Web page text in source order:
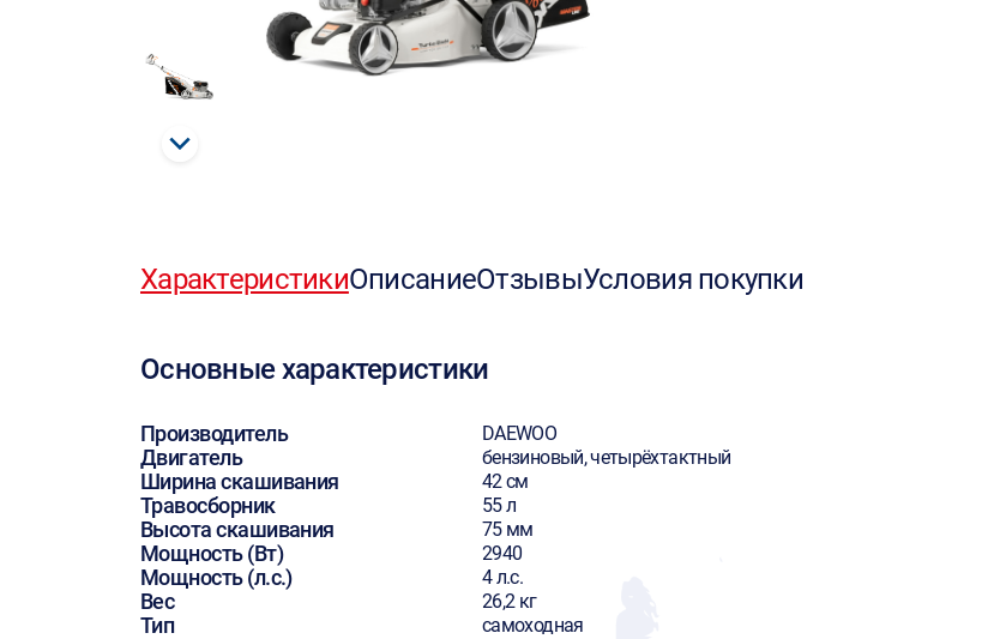
ХарактеристикиОписаниеОтзывыУсловия покупки
Основные характеристики
Производитель DAEWOO
Двигатель бензиновый, четырёхтактный
Ширина скашивания 42 см
Травосборник 55 л
Высота скашивания 75 мм
Мощность (Вт) 2940
Мощность (л.с.) 4 л.с.
Вес 26,2 кг
Тип самоходная